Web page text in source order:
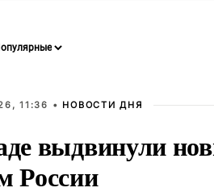
11:36 • НОВОСТИ ДНЯ
выдвинули
России